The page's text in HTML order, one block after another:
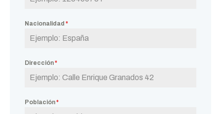
Nacionalidad *
Dirección*
Población*